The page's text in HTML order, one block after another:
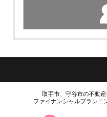
取手市、守谷市の不動
ファイナンシャルプランニ